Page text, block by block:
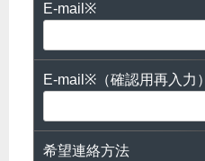
E-mail※
E-mail※（確認用再入力）
希望連絡方法